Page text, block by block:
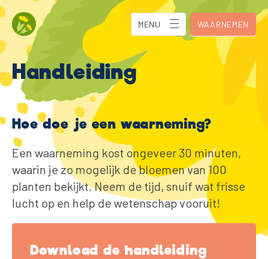
MENU WAARNEMEN
Handleiding
Hoe doe je een waarneming?
Een waarneming kost ongeveer 30 minuten,
waarin je zo mogelijk de bloemen van 100
planten bekijkt. Neem de tijd, snuif wat frisse
lucht op en help de wetenschap vooruit!
Download de handleiding